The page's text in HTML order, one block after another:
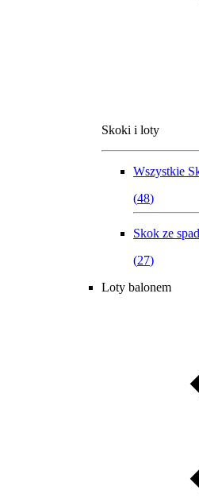
Skoki i loty
Wszystkie
(48)
Skok ze
(27)
Loty balonem